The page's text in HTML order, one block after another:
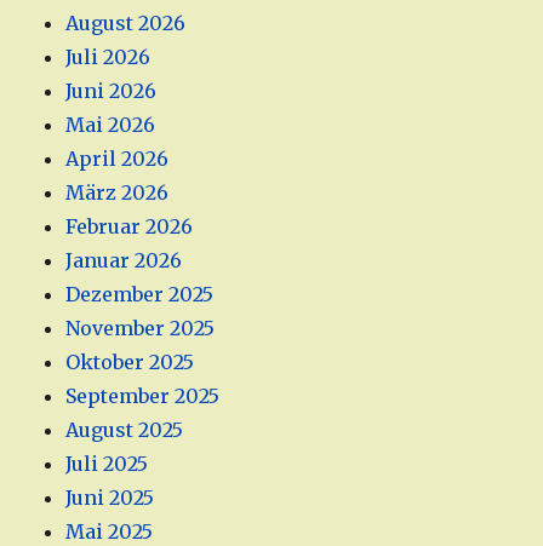
August 2026
Juli 2026
Juni 2026
Mai 2026
April 2026
März 2026
Februar 2026
Januar 2026
Dezember 2025
November 2025
Oktober 2025
September 2025
August 2025
Juli 2025
Juni 2025
Mai 2025